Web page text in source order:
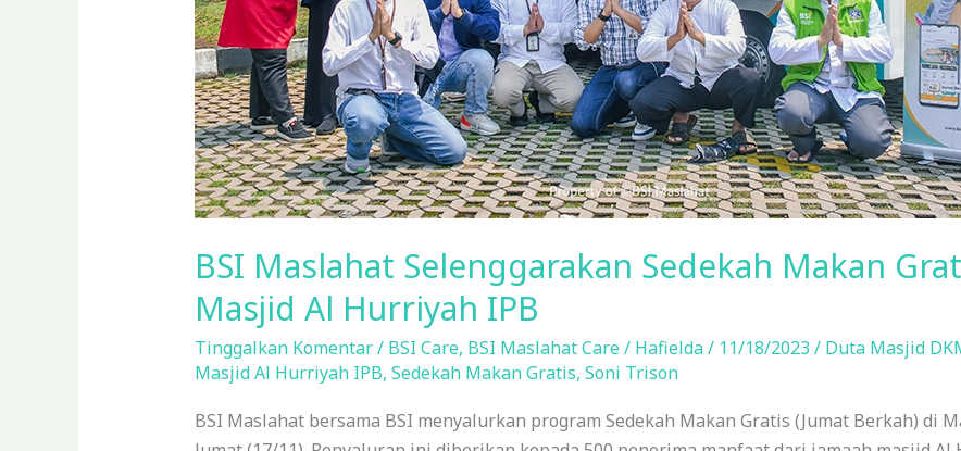
BSI Maslahat Selenggarakan Sedekah Makan
Masjid Al Hurriyah IPB
Tinggalkan Komentar/ BSI Care, BSI Maslahat Care/ Hafielda/ 11/18/2023 / Duta Masjid
Masjid Al Hurriyah IPB, Sedekah Makan Gratis, Soni Trison
BSI Maslahat bersama BSI menyalurkan program Sedekah Makan Gratis (Jumat Berkah) di